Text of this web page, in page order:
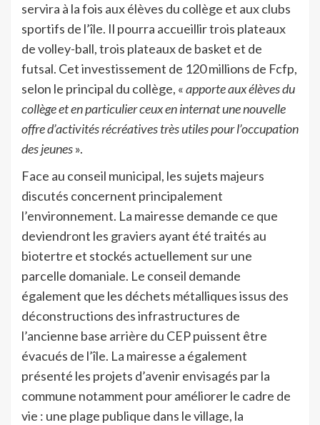
servira à la fois aux élèves du collège et aux clubs
sportifs de l’île. Il pourra accueillir trois plateaux
de volley-ball, trois plateaux de basket et de
futsal. Cet investissement de 120 millions de Fcfp,
selon le principal du collège, «apporte aux élèves du
collège et en particulier ceux en internat une nouvelle
offre d’activités récréatives très utiles pour l’occupation
des jeunes».
Face au conseil municipal, les sujets majeurs
discutés concernent principalement
l’environnement. La mairesse demande ce que
deviendront les graviers ayant été traités au
biotertre et stockés actuellement sur une
parcelle domaniale. Le conseil demande
également que les déchets métalliques issus des
déconstructions des infrastructures de
l’ancienne base arrière du CEP puissent être
évacués de l’île. La mairesse a également
présenté les projets d’avenir envisagés par la
commune notamment pour améliorer le cadre de
vie : une plage publique dans le village, la